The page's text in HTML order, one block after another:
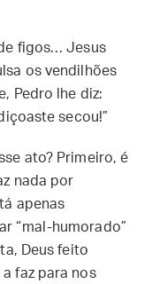
figos… Jesus
os vendilhões
Pedro lhe diz:
secou!”
ato? Primeiro, é
nada por
apenas
“mal-humorado”
Deus feito
faz para nos